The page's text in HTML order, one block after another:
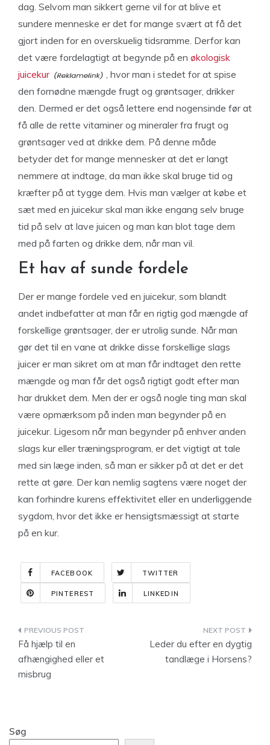
dag. Selvom man sikkert gerne vil for at blive et
sundere menneske er det for mange svært at få det
gjort inden for en overskuelig tidsramme. Derfor kan
det være fordelagtigt at begynde på en økologisk
juicekur
, hvor man i stedet for at spise
den fornødne mængde frugt og grøntsager, drikker
den. Dermed er det også lettere end nogensinde før at
få alle de rette vitaminer og mineraler fra frugt og
grøntsager ved at drikke dem. På denne måde
betyder det for mange mennesker at det er langt
nemmere at indtage, da man ikke skal bruge tid og
kræfter på at tygge dem. Hvis man vælger at købe et
sæt med en juicekur skal man ikke engang selv bruge
tid på selv at lave juicen og man kan blot tage dem
med på farten og drikke dem, når man vil.
Et hav af sunde fordele
Der er mange fordele ved en juicekur, som blandt
andet indbefatter at man får en rigtig god mængde af
forskellige grøntsager, der er utrolig sunde. Når man
gør det til en vane at drikke disse forskellige slags
juicer er man sikret om at man får indtaget den rette
mængde og man får det også rigtigt godt efter man
har drukket dem. Men der er også nogle ting man skal
være opmærksom på inden man begynder på en
juicekur. Ligesom når man begynder på enhver anden
slags kur eller træningsprogram, er det vigtigt at tale
med sin læge inden, så man er sikker på at det er det
rette at gøre. Der kan nemlig sagtens være noget der
kan forhindre kurens effektivitet eller en underliggende
sygdom, hvor det ikke er hensigtsmæssigt at starte
på en kur.
FACEBOOK TWITTER
PINTEREST LINKEDIN
Indlægsnavigation
Få hjælp til en
afhængighed eller et
misbrug
Leder du efter en dygtig
tandlæge i Horsens?
Søg